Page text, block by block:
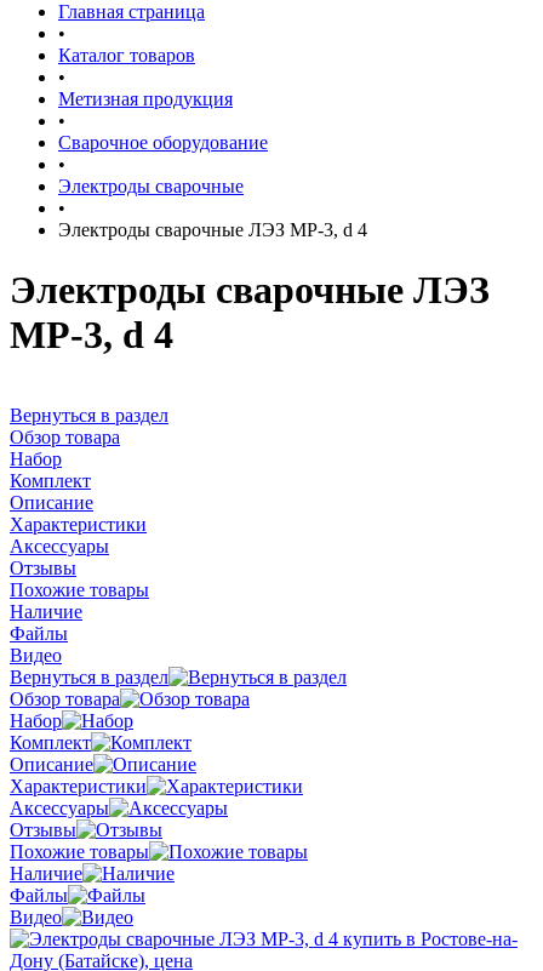
Главная страница
•
Каталог товаров
•
Метизная продукция
•
Сварочное оборудование
•
Электроды сварочные
•
Электроды сварочные ЛЭЗ МР-3, d 4
Электроды сварочные ЛЭЗ
МР-3, d 4
Вернуться в раздел
Обзор товара
Набор
Комплект
Описание
Характеристики
Аксессуары
Отзывы
Похожие товары
Наличие
Файлы
Видео
Вернуться в раздел
Обзор товара
Набор
Комплект
Описание
Характеристики
Аксессуары
Отзывы
Похожие товары
Наличие
Файлы
Видео